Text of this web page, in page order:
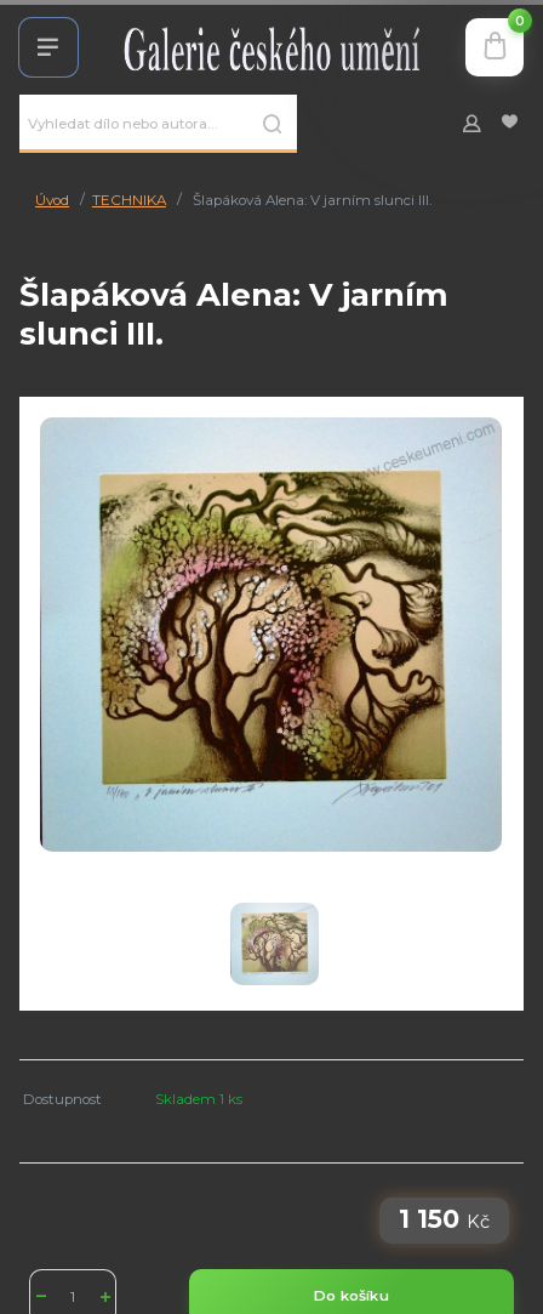
0
Úvod TECHNIKA Šlapáková Alena: V jarním slunci III.
Šlapáková Alena: V jarním
slunci III.
Dostupnost Skladem 1 ks
1 150 Kč
Do košíku